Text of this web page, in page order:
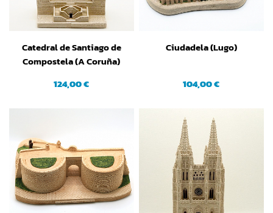
Catedral de Santiago de
Compostela (A Coruña)
124,00 €
Ciudadela (Lugo)
104,00 €